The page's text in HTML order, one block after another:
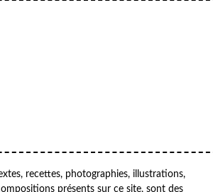
recettes, photographies, illustrations,
présents sur ce site, sont des